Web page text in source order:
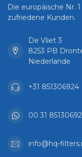
Die europäische Nr.
zufriedene Kunden.
De Vliet 3
8253 PB
Niederlande
+31 851306924
00 31
info@hq-